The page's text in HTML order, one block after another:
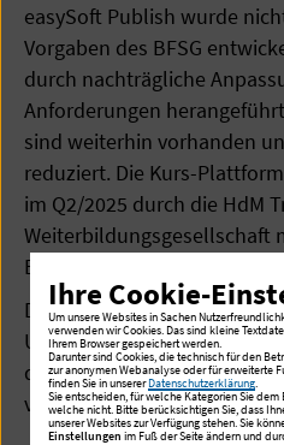
easySoft Publish wurde
Vorgaben des BFSG
durch nachträgliche
Anforderungen
sind weiterhin vorhanden
reduziert. Die Kurs-
im Q2/2025 durch die HdM
Weiterbildungsgesellschaft
Barrierefreiheit überprüft.
Diese Webanwendung ist
Unvereinbarkeiten und
dem
vereinbar.
Ihre Cookie-
Um unsere Websites in Sachen
verwenden wir Cookies. Das sind kleine
Ihrem Browser gespeichert werden.
Darunter sind Cookies, die technisch für den
zur anonymen Webanalyse oder für erweiterte
finden Sie in unsererDatenschutzerklärung.
Sie entscheiden, für welche Kategorien Sie
welche nicht. Bitte berücksichtigen Sie, dass
unserer Websites zur Verfügung stehen. Sie
Einstellungen im Fuß der Seite ändern und